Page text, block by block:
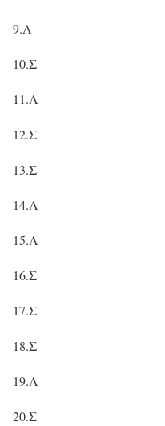
9.Λ
10.Σ
11.Λ
12.Σ
13.Σ
14.Λ
15.Λ
16.Σ
17.Σ
18.Σ
19.Λ
20.Σ